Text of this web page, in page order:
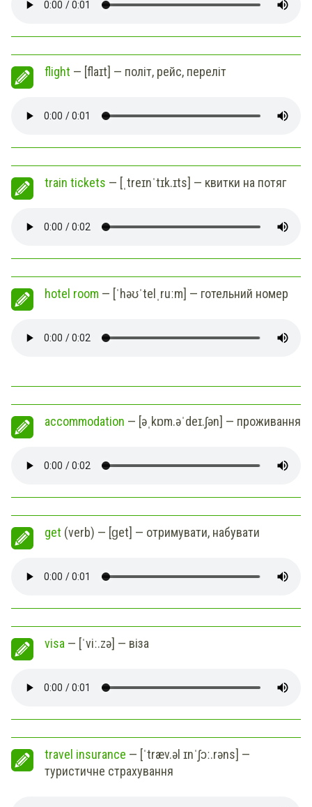
flight — [flaɪt] — політ, рейс, переліт
train tickets — [ˌtreɪnˈtɪk.ɪts] — квитки на потяг
hotel room — [ˈhəʊˈtelˌruːm] — готельний номер
accommodation — [əˌkɒm.əˈdeɪ.ʃən] — проживання
get (verb) — [ɡet] — отримувати, набувати
visa — [ˈviː.zə] — віза
travel insurance — [ˈtræv.əl ɪnˈʃɔː.rəns] —
туристичне страхування